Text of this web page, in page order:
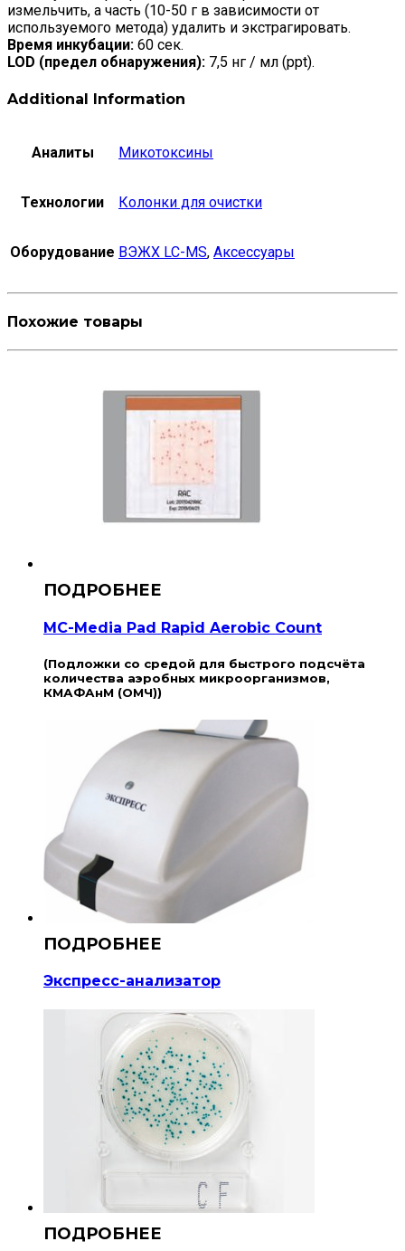
измельчить, а часть (10-50 г в зависимости от
используемого метода) удалить и экстрагировать.
Время инкубации: 60 сек.
LOD (предел обнаружения): 7,5 нг / мл (ppt).
Additional Information
Аналиты Микотоксины
Технологии Колонки для очистки
Оборудование ВЭЖХ LC-MS, Аксессуары
Похожие товары
MC-Media Pad Rapid Aerobic Count
(Подложки со средой для быстрого подсчёта
количества аэробных микроорганизмов,
КМАФАнМ (ОМЧ))
Экспресс-анализатор